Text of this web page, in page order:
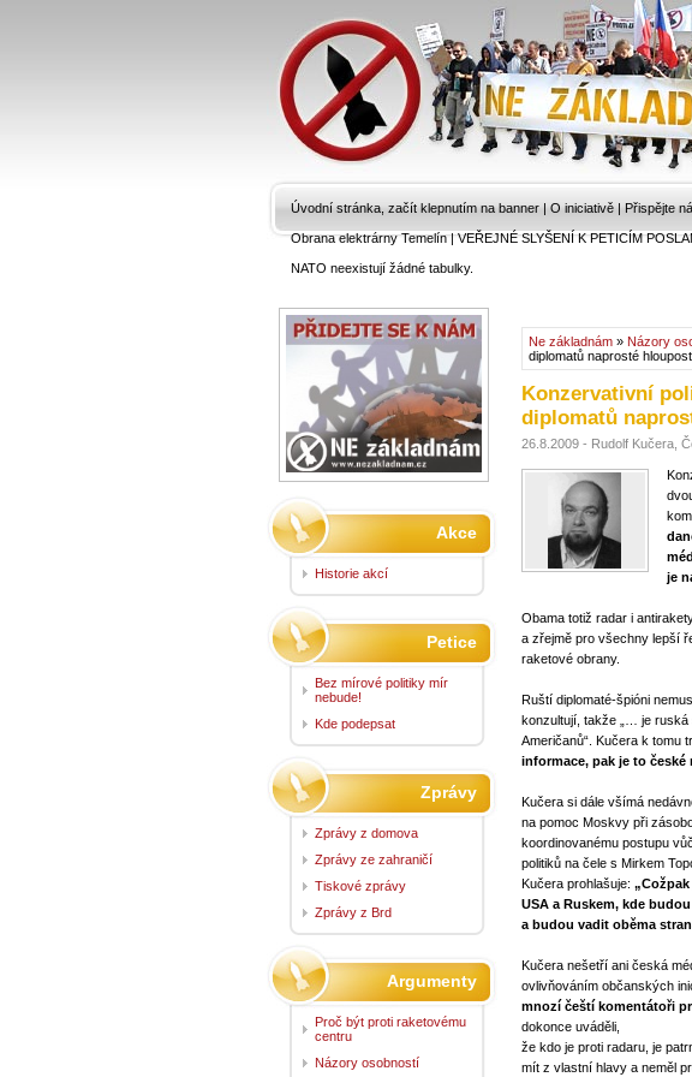
Úvodní stránka, začít klepnutím na banner | O iniciativě | Přispějte
Obrana elektrárny Temelín|VEŘEJNÉ SLYŠENÍ K PETICÍM
NATO neexistují žádné tabulky.
Ne základnám » Názory
diplomatů naprosté
Konzervativní
diplomatů
26.8.2009 - Rudolf Kučera,
je
Obama totiž radar i
a zřejmě pro všechny lepší
raketové obrany.
Ruští diplomaté-špióni
konzultují, takže „… je ruská
Američanů“. Kučera k tomu
informace, pak je to
Kučera si dále všímá
na pomoc Moskvy při
koordinovanému postupu
politiků na čele s Mirkem
Kučera prohlašuje:
USA a Ruskem, kde
a budou vadit oběma
Kučera nešetří ani česká
ovlivňováním občanských
mnozí čeští komentátoři
dokonce uváděli,
že kdo je proti radaru, je
mít z vlastní hlavy a neměl
Akce
Historie akcí
Petice
Bez mírové politiky mír
nebude!
Kde podepsat
Zprávy
Zprávy z domova
Zprávy ze zahraničí
Tiskové zprávy
Zprávy z Brd
Argumenty
Proč být proti raketovému
centru
Názory osobností